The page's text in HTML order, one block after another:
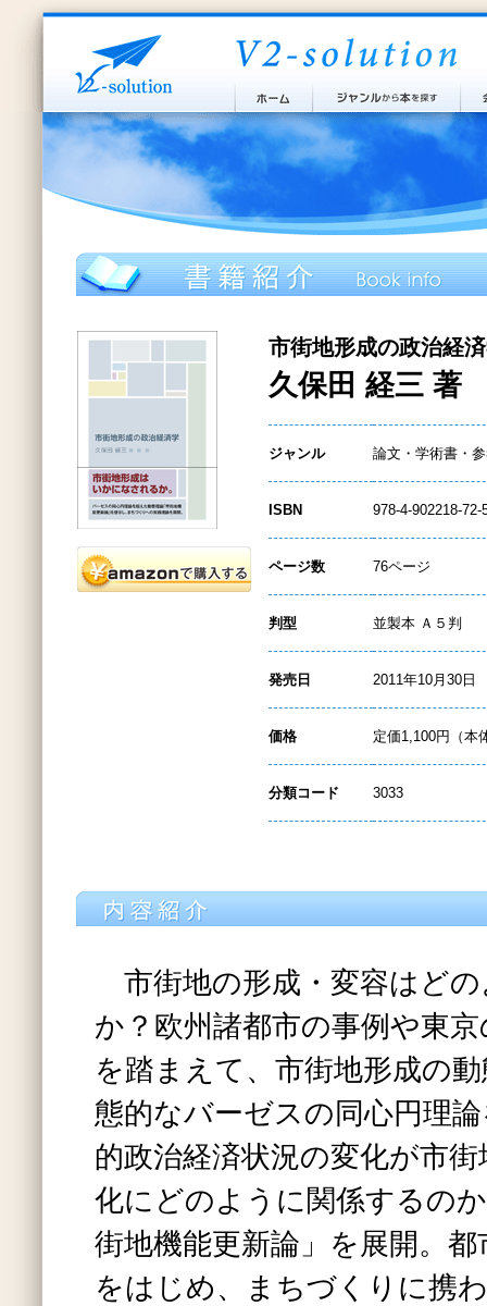
市街地形成の政治経
久保田 経三 著
ジャンル 論文・学術書・
ISBN 978-4-902218-72-
ページ数 76ページ
判型 並製本 Ａ５判
発売日 2011年10月30日
価格 定価1,100円（本
分類コード 3033
市街地の形成・変容はど
か？欧州諸都市の事例や東
を踏まえて、市街地形成の
態的なバーゼスの同心円理
的政治経済状況の変化が市
化にどのように関係するの
街地機能更新論」を展開。
をはじめ、まちづくりに携